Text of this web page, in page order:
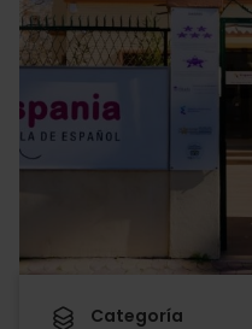
Categoría